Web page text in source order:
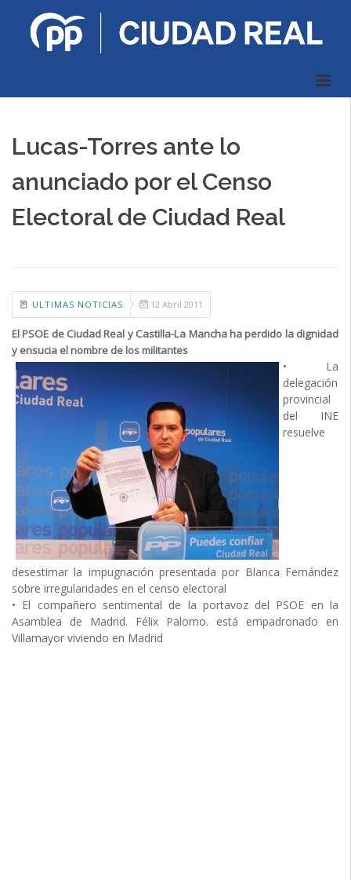
Lucas-Torres ante lo
anunciado por el Censo
Electoral de Ciudad Real
ULTIMAS NOTICIAS 12 Abril 2011
El PSOE de Ciudad Real y Castilla-La Mancha ha perdido la dignidad
y ensucia el nombre de los militantes
• La
delegación
provincial
del INE
resuelve
desestimar la impugnación presentada por Blanca Fernández
sobre irregularidades en el censo electoral
• El compañero sentimental de la portavoz del PSOE en la
Asamblea de Madrid. Félix Palomo. está empadronado en
Villamayor viviendo en Madrid